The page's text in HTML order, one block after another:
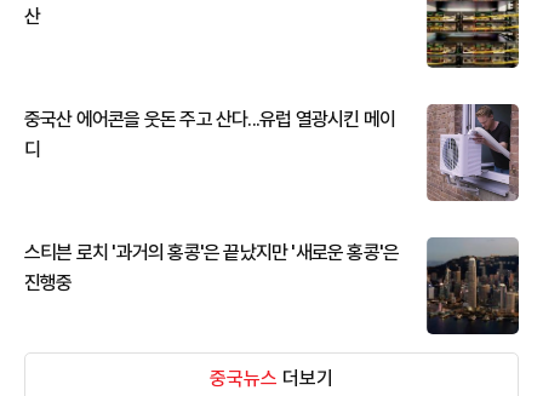
산
중국산 에어콘을 웃돈 주고 산다...유럽 열광시킨 메이
디
스티븐 로치 '과거의 홍콩'은 끝났지만 '새로운 홍콩'은
진행중
중국뉴스 더보기